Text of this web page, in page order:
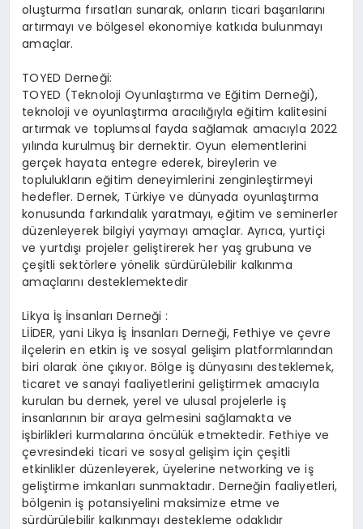
oluşturma fırsatları sunarak, onların ticari başarılarını
artırmayı ve bölgesel ekonomiye katkıda bulunmayı
amaçlar.
TOYED Derneği:
TOYED (Teknoloji Oyunlaştırma ve Eğitim Derneği),
teknoloji ve oyunlaştırma aracılığıyla eğitim kalitesini
artırmak ve toplumsal fayda sağlamak amacıyla 2022
yılında kurulmuş bir dernektir. Oyun elementlerini
gerçek hayata entegre ederek, bireylerin ve
toplulukların eğitim deneyimlerini zenginleştirmeyi
hedefler. Dernek, Türkiye ve dünyada oyunlaştırma
konusunda farkındalık yaratmayı, eğitim ve seminerler
düzenleyerek bilgiyi yaymayı amaçlar. Ayrıca, yurtiçi
ve yurtdışı projeler geliştirerek her yaş grubuna ve
çeşitli sektörlere yönelik sürdürülebilir kalkınma
amaçlarını desteklemektedir​
Likya İş İnsanları Derneği :
LİİDER, yani Likya İş İnsanları Derneği, Fethiye ve çevre
ilçelerin en etkin iş ve sosyal gelişim platformlarından
biri olarak öne çıkıyor. Bölge iş dünyasını desteklemek,
ticaret ve sanayi faaliyetlerini geliştirmek amacıyla
kurulan bu dernek, yerel ve ulusal projelerle iş
insanlarının bir araya gelmesini sağlamakta ve
işbirlikleri kurmalarına öncülük etmektedir. Fethiye ve
çevresindeki ticari ve sosyal gelişim için çeşitli
etkinlikler düzenleyerek, üyelerine networking ve iş
geliştirme imkanları sunmaktadır. Derneğin faaliyetleri,
bölgenin iş potansiyelini maksimize etme ve
sürdürülebilir kalkınmayı destekleme odaklıdır